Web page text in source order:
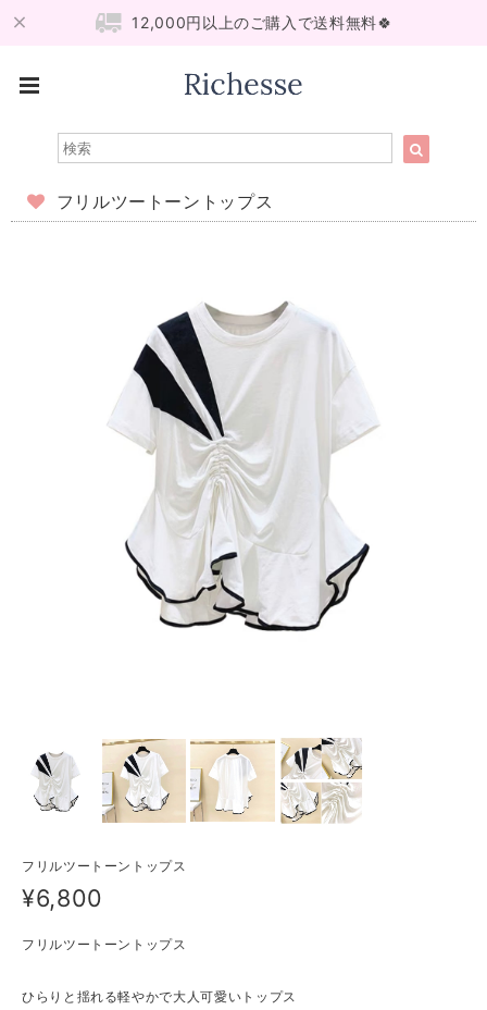
12,000円以上のご購入で送料無料🍀
フリルツートーントップス
フリルツートーントップス
¥6,800
フリルツートーントップス
ひらりと揺れる軽やかで大人可愛いトップス